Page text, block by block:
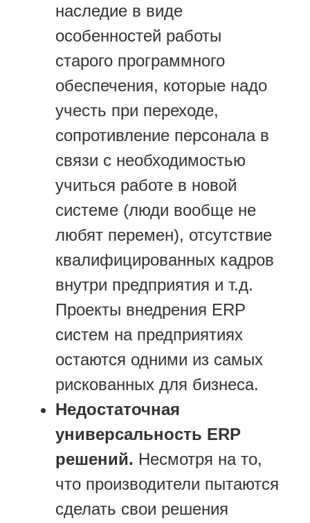
наследие в виде
особенностей работы
старого программного
обеспечения, которые надо
учесть при переходе,
сопротивление персонала в
связи с необходимостью
учиться работе в новой
системе (люди вообще не
любят перемен), отсутствие
квалифицированных кадров
внутри предприятия и т.д.
Проекты внедрения ERP
систем на предприятиях
остаются одними из самых
рискованных для бизнеса.
Недостаточная
универсальность ERP
решений. Несмотря на то,
что производители пытаются
сделать свои решения